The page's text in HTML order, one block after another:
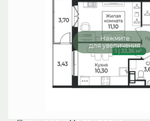
Нажмите
для увеличения